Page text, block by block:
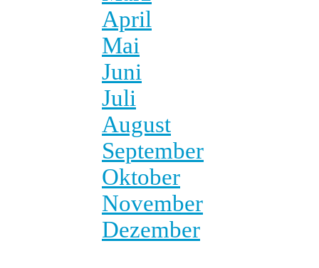
April
Mai
Juni
Juli
August
September
Oktober
November
Dezember